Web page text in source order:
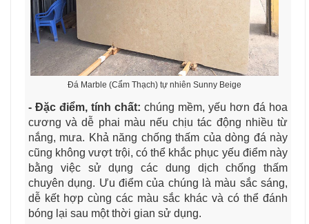
Đá Marble (Cẩm Thạch) tự nhiên Sunny Beige
- Đặc điểm, tính chất: chúng mềm, yếu hơn đá hoa
cương và dễ phai màu nếu chịu tác động nhiều từ
nắng, mưa. Khả năng chống thấm của dòng đá này
cũng không vượt trội, có thể khắc phục yếu điểm này
bằng việc sử dụng các dung dịch chống thấm
chuyên dụng. Ưu điểm của chúng là màu sắc sáng,
dễ kết hợp cùng các màu sắc khác và có thể đánh
bóng lại sau một thời gian sử dụng.